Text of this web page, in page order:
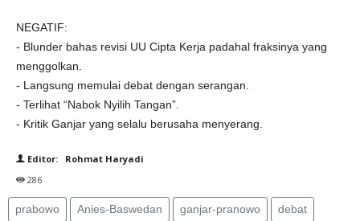
NEGATIF:
- Blunder bahas revisi UU Cipta Kerja padahal fraksinya yang
menggolkan.
- Langsung memulai debat dengan serangan.
- Terlihat “Nabok Nyilih Tangan”.
- Kritik Ganjar yang selalu berusaha menyerang.
Editor: Rohmat Haryadi
286
prabowo Anies-Baswedan ganjar-pranowo debat